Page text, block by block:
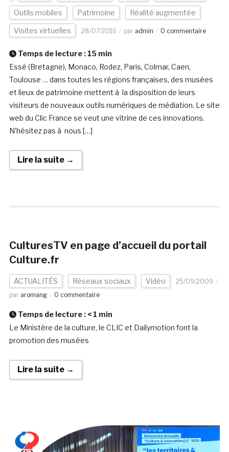
Outils mobiles Patrimoine Réalité augmentée
Visites virtuelles 28/07/2016 par admin 0 commentaire
Temps de lecture : 15 min
Essé (Bretagne), Monaco, Rodez, Paris, Colmar, Caen,
Toulouse … dans toutes les régions françaises, des musées
et lieux de patrimoine mettent à la disposition de leurs
visiteurs de nouveaux outils numériques de médiation. Le site
web du Clic France se veut une vitrine de ces innovations.
N’hésitez pas à nous […]
Lire la suite →
CulturesTV en page d’accueil du portail
Culture.fr
ACTUALITÉS Réseaux sociaux Vidéo
25/09/2009
par aromang 0 commentaire
Temps de lecture : < 1 min
Le Ministère de la culture, le CLIC et Dailymotion font la
promotion des musées
Lire la suite →